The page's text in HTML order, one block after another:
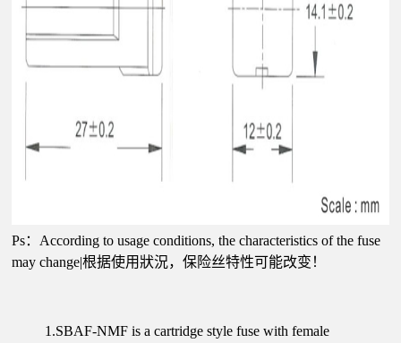
Ps：According to usage conditions, the characteristics of the fuse
may change|根据使用狀況，保险丝特性可能改变！
1.SBAF-NMF is a cartridge style fuse with female